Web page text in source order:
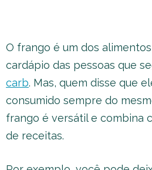
O frango é um dos
cardápio das pessoas que
carb. Mas, quem disse que
consumido sempre do
frango é versátil e combina
de receitas.